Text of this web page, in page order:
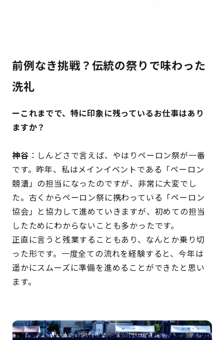
前例なき挑戦？伝統の祭りで味わった
洗礼
ーこれまでで、特に印象に残っているお仕事はあり
ますか？
神谷 ：しんどさで言えば、やはりペーロン祭が一番
です。昨年、私はメインイベントである「ペーロン
競漕」の担当になったのですが、非常に大変でし
た。古くからペーロン祭に携わっている「ペーロン
協会」と協力して進めていきますが、初めての担当
したためにわからないことも多かったです。
正直に言うと残業することもあり、なんとか乗り切
った形です。一度全ての流れを経験すると、今年は
遥かにスムーズに準備を進めることができたと思い
ます。